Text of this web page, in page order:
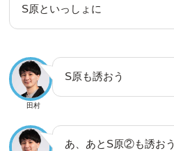
S原といっしょに
田村
S原も誘おう
あ、あとS原②も誘おう